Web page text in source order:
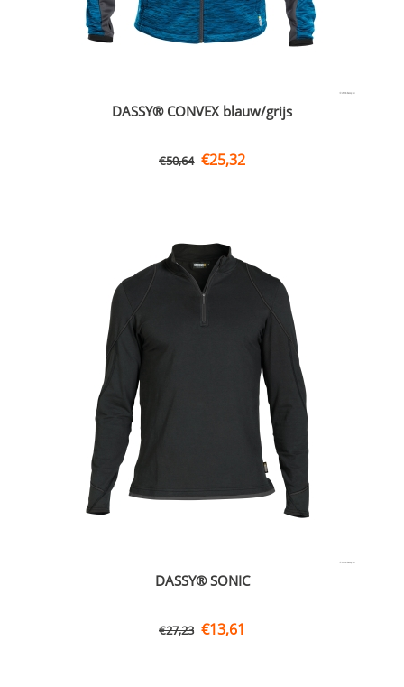
DASSY® CONVEX blauw/grijs
€50,64 €25,32
DASSY® SONIC
€27,23 €13,61